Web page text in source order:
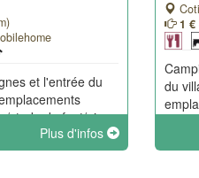
et l'entrée du
stade de foot/ping-
Mini-golf et Sauna.
familiale, nous
Plus d'infos
1 €
du